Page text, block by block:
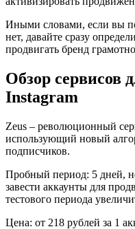
Иными словами, если вы
нет, давайте сразу
продвигать бренд
Обзор сервисов
Instagram
Zeus – революционный
использующий новый
подписчиков.
Пробный период: 5 дней,
завести аккаунты для
тестового периода
Цена: от 218 рублей за 1